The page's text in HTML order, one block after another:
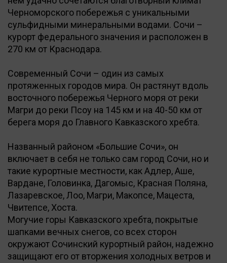
Черноморского побережья с уникальными
сульфидными минеральными водами. Сочи –
курорт федерального значения и расположен в
270 км от Краснодара.
Современный Сочи – один из самых
протяженных городов мира. Он растянут вдоль
восточного побережья Черного моря от реки
Магри до реки Псоу на 145 км и на 40-50 км от
берега моря до Главного Кавказского хребта.
Названный районом «Большие Сочи», он
включает в себя не только сам город Сочи, но и
такие курортные местности, как Адлер, Аше,
Вардане, Головинка, Дагомыс, Красная Поляна,
Лазаревское, Лоо, Магри, Макопсе, Мацеста,
Чвитепсе, Хоста.
Могучие горы Кавказского хребта, покрытые
шапками вечных снегов, со всех сторон
окружают Сочинский курортный район, надежно
защищают его от вторжения холодных ветров и